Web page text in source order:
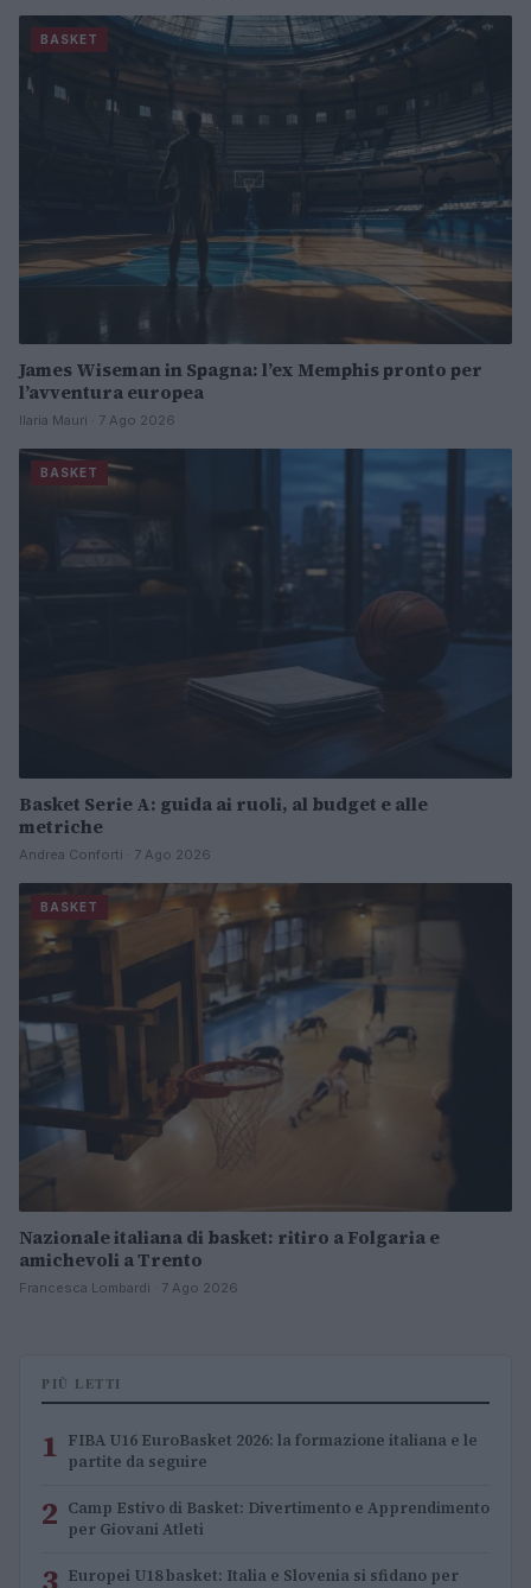
BASKET
James Wiseman in Spagna: l’ex Memphis pronto per
l’avventura europea
Ilaria Mauri · 7 Ago 2026
BASKET
Basket Serie A: guida ai ruoli, al budget e alle
metriche
Andrea Conforti · 7 Ago 2026
BASKET
Nazionale italiana di basket: ritiro a Folgaria e
amichevoli a Trento
Francesca Lombardi · 7 Ago 2026
PIÙ LETTI
1 FIBA U16 EuroBasket 2026: la formazione italiana e le
partite da seguire
2 Camp Estivo di Basket: Divertimento e Apprendimento
per Giovani Atleti
Europei U18 basket: Italia e Slovenia si sfidano per